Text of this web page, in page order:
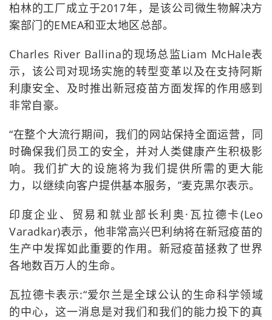
柏林的工厂成立于2017年，是该公司微生物解决方
案部门的EMEA和亚太地区总部。
Charles River Ballina的现场总监Liam McHale表
示，该公司对现场实施的转型变革以及在支持阿斯
利康安全、及时推出新冠疫苗方面发挥的作用感到
非常自豪。
“在整个大流行期间，我们的网站保持全面运营，同
时确保我们员工的安全，并对人类健康产生积极影
响。我们扩大的设施将为我们提供所需的更大能
力，以继续向客户提供基本服务，”麦克黑尔表示。
印度企业、贸易和就业部长利奥·瓦拉德卡(Leo
Varadkar)表示，他非常高兴巴利纳将在新冠疫苗的
生产中发挥如此重要的作用。新冠疫苗拯救了世界
各地数百万人的生命。
瓦拉德卡表示:“爱尔兰是全球公认的生命科学领域
的中心，这一消息是对我们和我们的能力投下的真